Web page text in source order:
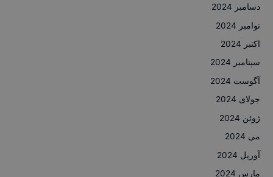
دسامبر 2024
نوامبر 2024
اکتبر 2024
سپتامبر 2024
آگوست 2024
جولای 2024
ژوئن 2024
می 2024
آوریل 2024
مارس 2024